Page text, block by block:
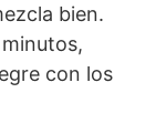
bien.
con los